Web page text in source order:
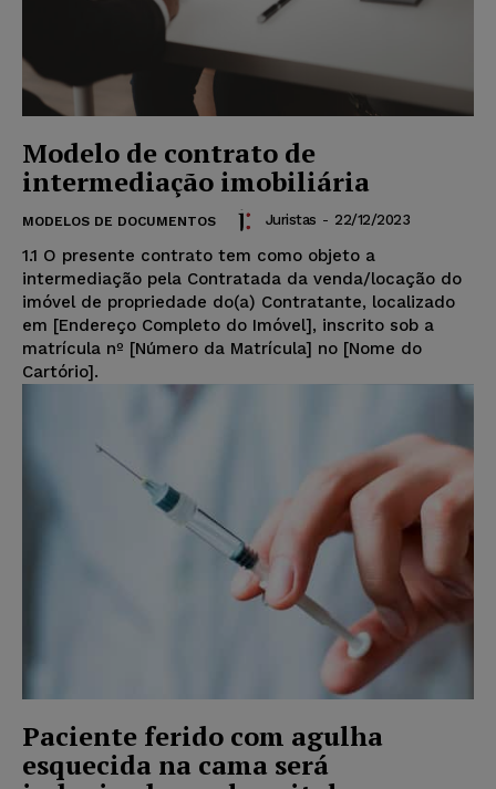
Modelo de contrato de
intermediação imobiliária
MODELOS DE DOCUMENTOS Juristas - 22/12/2023
1.1 O presente contrato tem como objeto a
intermediação pela Contratada da venda/locação do
imóvel de propriedade do(a) Contratante, localizado
em [Endereço Completo do Imóvel], inscrito sob a
matrícula nº [Número da Matrícula] no [Nome do
Cartório].
Paciente ferido com agulha
esquecida na cama será